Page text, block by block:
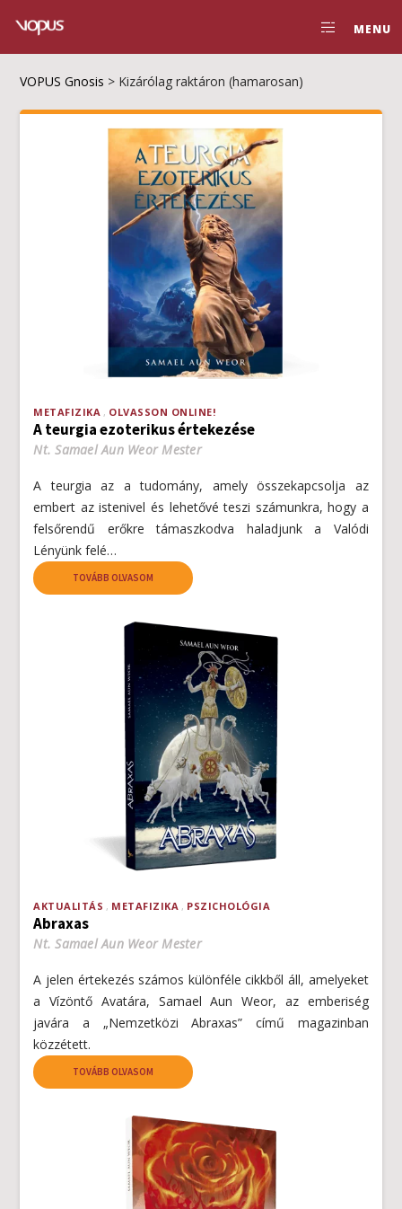
MENU
VOPUS Gnosis > Kizárólag raktáron (hamarosan)
METAFIZIKA OLVASSON ONLINE!
A teurgia ezoterikus értekezése
Nt. Samael Aun Weor Mester
A teurgia az a tudomány, amely összekapcsolja az
embert az istenivel és lehetővé teszi számunkra, hogy a
felsőrendű erőkre támaszkodva haladjunk a Valódi
Lényünk felé…
TOVÁBB OLVASOM
AKTUALITÁS METAFIZIKA PSZICHOLÓGIA
Abraxas
Nt. Samael Aun Weor Mester
A jelen értekezés számos különféle cikkből áll, amelyeket
a Vízöntő Avatára, Samael Aun Weor, az emberiség
javára a „Nemzetközi Abraxas” című magazinban
közzétett.
TOVÁBB OLVASOM